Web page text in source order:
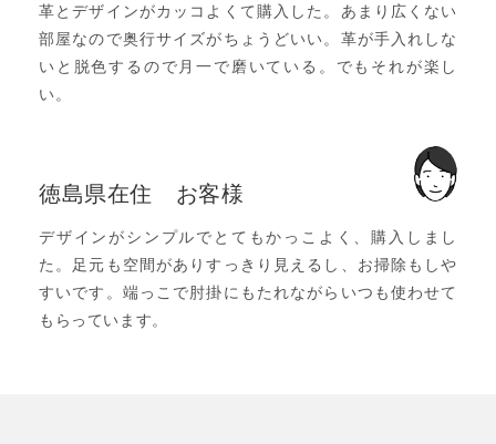
革とデザインがカッコよくて購入した。あまり広くない
部屋なので奥行サイズがちょうどいい。革が手入れしな
いと脱色するので月一で磨いている。でもそれが楽し
い。
徳島県在住 お客様
デザインがシンプルでとてもかっこよく、購入しまし
た。足元も空間がありすっきり見えるし、お掃除もしや
すいです。端っこで肘掛にもたれながらいつも使わせて
もらっています。